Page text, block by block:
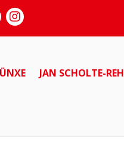
JAN SCHOLTE-REH